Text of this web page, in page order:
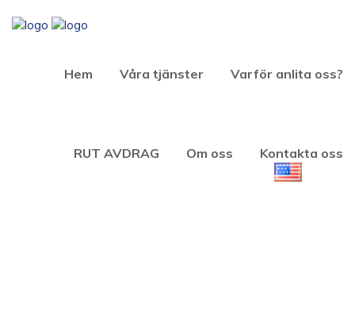
Hem Våra tjänster Varför anlita oss?
RUT AVDRAG Om oss Kontakta oss